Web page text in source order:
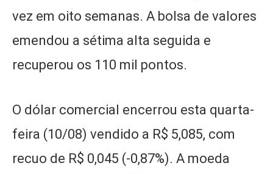
vez em oito semanas. A bolsa de valores
emendou a sétima alta seguida e
recuperou os 110 mil pontos.
O dólar comercial encerrou esta quarta-
feira (10/08) vendido a R$ 5,085, com
recuo de R$ 0,045 (-0,87%). A moeda